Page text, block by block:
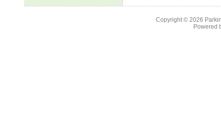
Copyright © 2026
Powered